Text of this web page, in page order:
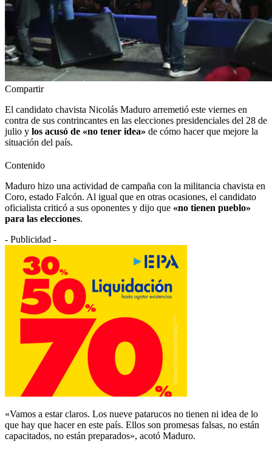
Compartir
El candidato chavista Nicolás Maduro arremetió este viernes en
contra de sus contrincantes en las elecciones presidenciales del 28 de
julio y los acusó de «no tener idea» de cómo hacer que mejore la
situación del país.
Contenido
Maduro hizo una actividad de campaña con la militancia chavista en
Coro, estado Falcón. Al igual que en otras ocasiones, el candidato
oficialista criticó a sus oponentes y dijo que «no tienen pueblo»
para las elecciones.
- Publicidad -
«Vamos a estar claros. Los nueve patarucos no tienen ni idea de lo
que hay que hacer en este país. Ellos son promesas falsas, no están
capacitados, no están preparados», acotó Maduro.